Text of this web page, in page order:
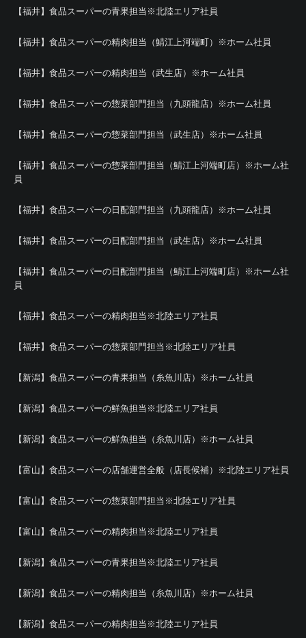
【福井】食品スーパーの青果担当※北陸エリア社員
【福井】食品スーパーの精肉担当（鯖江上河端町）※ホーム社員
【福井】食品スーパーの精肉担当（武生店）※ホーム社員
【福井】食品スーパーの惣菜部門担当（九頭龍店）※ホーム社員
【福井】食品スーパーの惣菜部門担当（武生店）※ホーム社員
【福井】食品スーパーの惣菜部門担当（鯖江上河端町店）※ホーム社
員
【福井】食品スーパーの日配部門担当（九頭龍店）※ホーム社員
【福井】食品スーパーの日配部門担当（武生店）※ホーム社員
【福井】食品スーパーの日配部門担当（鯖江上河端町店）※ホーム社
員
【福井】食品スーパーの精肉担当※北陸エリア社員
【福井】食品スーパーの惣菜部門担当※北陸エリア社員
【新潟】食品スーパーの青果担当（糸魚川店）※ホーム社員
【新潟】食品スーパーの鮮魚担当※北陸エリア社員
【新潟】食品スーパーの鮮魚担当（糸魚川店）※ホーム社員
【富山】食品スーパーの店舗運営全般（店長候補）※北陸エリア社員
【富山】食品スーパーの惣菜部門担当※北陸エリア社員
【富山】食品スーパーの精肉担当※北陸エリア社員
【新潟】食品スーパーの青果担当※北陸エリア社員
【新潟】食品スーパーの精肉担当（糸魚川店）※ホーム社員
【新潟】食品スーパーの精肉担当※北陸エリア社員